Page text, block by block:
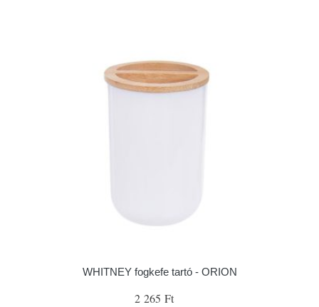
WHITNEY fogkefe tartó - ORION
2 265 Ft